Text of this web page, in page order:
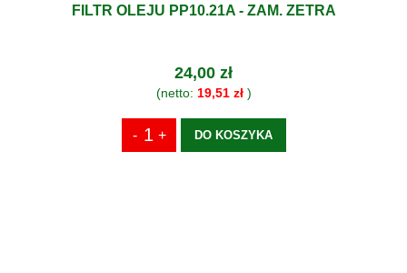
FILTR OLEJU PP10.21A - ZAM. ZETRA
24,00 zł
(netto: 19,51 zł)
DO KOSZYKA